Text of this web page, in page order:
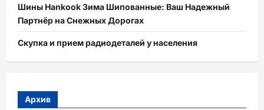
Шины Hankook Зима Шипованные: Ваш Надежный
Партнёр на Снежных Дорогах
Скупка и прием радиодеталей у населения
Архив